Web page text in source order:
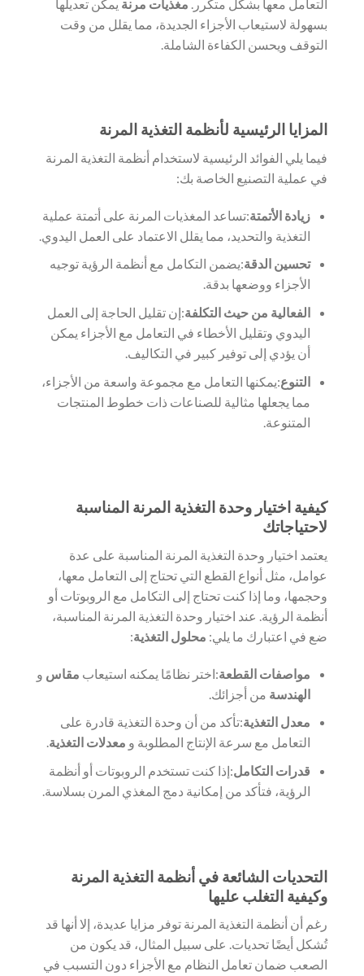
التعامل معها بشكل متكرر. مغذيات مرنة يمكن تعديلها
بسهولة لاستيعاب الأجزاء الجديدة، مما يقلل من وقت
التوقف ويحسن الكفاءة الشاملة.
المزايا الرئيسية لأنظمة التغذية المرنة
فيما يلي الفوائد الرئيسية لاستخدام أنظمة التغذية المرنة
في عملية التصنيع الخاصة بك:
زيادة الأتمتة:تساعد المغذيات المرنة على أتمتة عملية
التغذية والتحديد، مما يقلل الاعتماد على العمل اليدوي.
تحسين الدقة:يضمن التكامل مع أنظمة الرؤية توجيه
الأجزاء ووضعها بدقة.
الفعالية من حيث التكلفة:إن تقليل الحاجة إلى العمل
اليدوي وتقليل الأخطاء في التعامل مع الأجزاء يمكن
أن يؤدي إلى توفير كبير في التكاليف.
التنوع:يمكنها التعامل مع مجموعة واسعة من الأجزاء،
مما يجعلها مثالية للصناعات ذات خطوط المنتجات
المتنوعة.
كيفية اختيار وحدة التغذية المرنة المناسبة
لاحتياجاتك
يعتمد اختيار وحدة التغذية المرنة المناسبة على عدة
عوامل، مثل أنواع القطع التي تحتاج إلى التعامل معها،
وحجمها، وما إذا كنت تحتاج إلى التكامل مع الروبوتات أو
أنظمة الرؤية. عند اختيار وحدة التغذية المرنة المناسبة،
ضع في اعتبارك ما يلي: محلول التغذية:
مواصفات القطعة:اختر نظامًا يمكنه استيعاب مقاس و
الهندسة من أجزائك.
معدل التغذية:تأكد من أن وحدة التغذية قادرة على
التعامل مع سرعة الإنتاج المطلوبة و معدلات التغذية.
قدرات التكامل:إذا كنت تستخدم الروبوتات أو أنظمة
الرؤية، فتأكد من إمكانية دمج المغذي المرن بسلاسة.
التحديات الشائعة في أنظمة التغذية المرنة
وكيفية التغلب عليها
رغم أن أنظمة التغذية المرنة توفر مزايا عديدة، إلا أنها قد
تُشكل أيضًا تحديات. على سبيل المثال، قد يكون من
الصعب ضمان تعامل النظام مع الأجزاء دون التسبب في